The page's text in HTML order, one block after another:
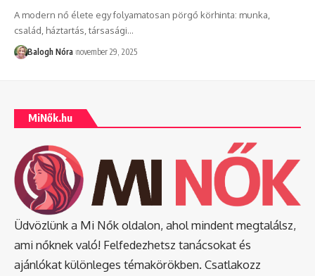
A modern nő élete egy folyamatosan pörgő körhinta: munka,
család, háztartás, társasági…
Balogh Nóra november 29, 2025
MiNők.hu
Üdvözlünk a Mi Nők oldalon, ahol mindent megtalálsz,
ami nőknek való! Felfedezhetsz tanácsokat és
ajánlókat különleges témakörökben. Csatlakozz